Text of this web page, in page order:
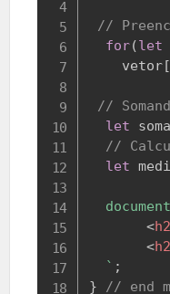
//
for(let
    vetor
[
//
let soma
//
let
document
<h2
<h2
` ;
}
// end